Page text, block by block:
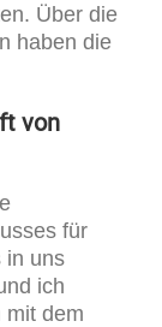
Über die
haben die
von
für
in uns
ich
mit dem